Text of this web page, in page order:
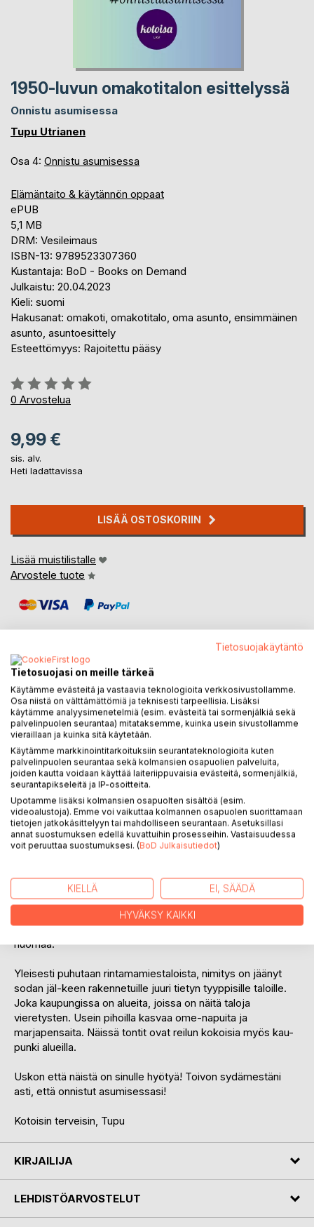
1950-luvun omakotitalon esittelyssä
Onnistu asumisessa
Tupu Utrianen
Osa 4: Onnistu asumisessa
Elämäntaito & käytännön oppaat
ePUB
5,1 MB
DRM: Vesileimaus
ISBN-13: 9789523307360
Kustantaja: BoD - Books on Demand
Julkaistu: 20.04.2023
Kieli: suomi
Hakusanat: omakoti, omakotitalo, oma asunto, ensimmäinen
asunto, asuntoesittely
Esteettömyys: Rajoitettu pääsy
Arvostelu::
0%
0 Arvostelua
9,99 €
sis. alv.
Heti ladattavissa
LISÄÄ OSTOSKORIIN
Lisää muistilistalle
Arvostele tuote
KUVAUS
Tässä E-kirjassa kerron mitä 50-luvulla rakennetussa
omakotitalon asuntoesittelyssä kannattaa katsella ja
kysellä. Ei tule sitten myöhem-min yllätyksiä!
Olen lukuisissa kotien esittely tilaisuuksissa huomannut, että
ihmisiä kiinnostaa yleensä vain kaksi asiaa:
- keittiö
- pesutilat
50-luvun talossa on kuitenkin todella monta seikkaa, joita
Ulkopuoliset remontit saattavat tulla paljon sisätilojen
remontteja kalliimmiksi.
Lisäksi aina voi löytyä jotain akuuttia, jota ei välttämättä heti
huomaa.
Yleisesti puhutaan rintamamiestaloista, nimitys on jäänyt
sodan jäl-keen rakennetuille juuri tietyn tyyppisille taloille.
Joka kaupungissa on alueita, joissa on näitä taloja
vieretysten. Usein pihoilla kasvaa ome-napuita ja
marjapensaita. Näissä tontit ovat reilun kokoisia myös kau-
punki alueilla.
Uskon että näistä on sinulle hyötyä! Toivon sydämestäni
asti, että onnistut asumisessasi!
Kotoisin terveisin, Tupu
KIRJAILIJA
LEHDISTÖARVOSTELUT
Tietosuojakäytäntö
Tietosuojasi on meille tärkeä
Käytämme evästeitä ja vastaavia teknologioita verkkosivustollamme.
Osa niistä on välttämättömiä ja teknisesti tarpeellisia. Lisäksi
käytämme analyysimenetelmiä (esim. evästeitä tai sormenjälkiä sekä
palvelinpuolen seurantaa) mitataksemme, kuinka usein sivustollamme
vieraillaan ja kuinka sitä käytetään.
Käytämme markkinointitarkoituksiin seurantateknologioita kuten
palvelinpuolen seurantaa sekä kolmansien osapuolien palveluita,
joiden kautta voidaan käyttää laiteriippuvaisia evästeitä, sormenjälkiä,
seurantapikseleitä ja IP-osoitteita.
Upotamme lisäksi kolmansien osapuolten sisältöä (esim.
videoalustoja). Emme voi vaikuttaa kolmannen osapuolen suorittamaan
tietojen jatkokäsittelyyn tai mahdolliseen seurantaan. Asetuksillasi
annat suostumuksen edellä kuvattuihin prosesseihin. Vastaisuudessa
voit peruuttaa suostumuksesi. (BoD Julkaisutiedot)
KIELLÄ EI, SÄÄDÄ
HYVÄKSY KAIKKI